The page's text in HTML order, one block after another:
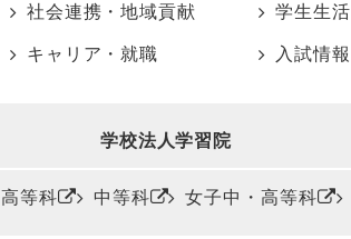
社会連携・地域貢献
学生生活
キャリア・就職 入試情報
学校法人学習院
高等科 中等科 女子中・高等科